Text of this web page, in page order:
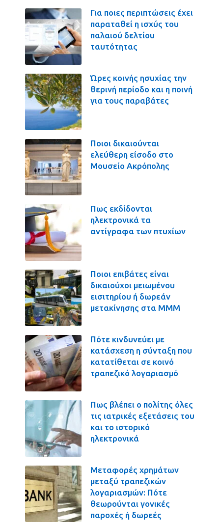
Για ποιες περιπτώσεις έχει
παραταθεί η ισχύς του
παλαιού δελτίου
ταυτότητας
Ώρες κοινής ησυχίας την
θερινή περίοδο και η ποινή
για τους παραβάτες
Ποιοι δικαιούνται
ελεύθερη είσοδο στο
Μουσείο Ακρόπολης
Πως εκδίδονται
ηλεκτρονικά τα
αντίγραφα των πτυχίων
Ποιοι επιβάτες είναι
δικαιούχοι μειωμένου
εισιτηρίου ή δωρεάν
μετακίνησης στα ΜΜΜ
Πότε κινδυνεύει με
κατάσχεση η σύνταξη που
κατατίθεται σε κοινό
τραπεζικό λογαριασμό
Πως βλέπει ο πολίτης όλες
τις ιατρικές εξετάσεις του
και το ιστορικό
ηλεκτρονικά
Μεταφορές χρημάτων
μεταξύ τραπεζικών
λογαριασμών: Πότε
θεωρούνται γονικές
παροχές ή δωρεές